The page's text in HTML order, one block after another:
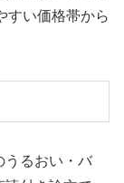
すい価格帯から
うるおい・バ